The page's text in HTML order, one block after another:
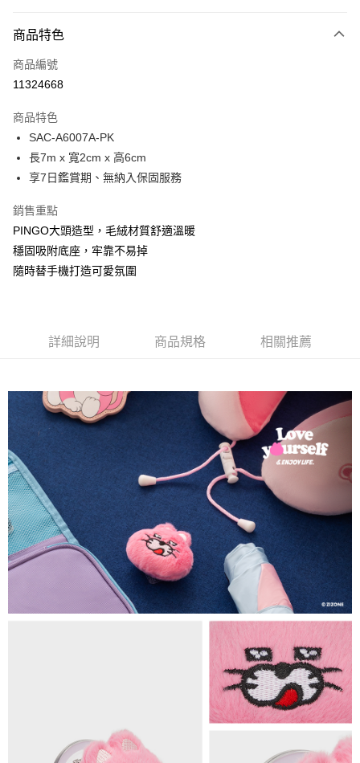
信用卡一次付款
超商取貨付款
Apple Pay
街口支付
Google Pay
大哥付你分期
相關說明
流程，驗證手機門號後，選擇欲分期的期數、繳款截止日，確認付款後即完
成交易。
消。如遇「轉專審核」未通過狀況，表示未達大哥付你分期系統評分，恕無
法說明評估內容。
【繳款方式說明】
1.分期款項不併入電信帳單，「大哥付你分期」於每月結算日後寄送繳費提
醒簡訊。
2.透過簡訊連結打開帳單後，可選擇「超商條碼／台灣大直營門市／銀行轉
帳／街口支付／iPASS MONEY」等通路繳費。
【注意事項】
1.本服務係由「台灣大哥大股份有限公司」（以下簡稱本公司）所提供，讓
用戶於交易時，得透過本服務購買商品或服務，並由商店將買賣／分期付款
買賣價金債權讓與本公司後，依約使用本公司帳單繳交帳款。
2.基於同意付款使用「大哥付你分期」之契約關係目的，商店將以您的個人
資料（包含姓名、電話或地址）提供予台灣大哥大進項蒐集、處理及利用，
由本公司與您本人進行分期帳單所需資料之確認、核對及更正。
3.完整用戶服務條款，請詳閱以下連結：
https://oppay.tw/userRule
全家取貨付款
付款後全家取貨
每筆NT$80，滿NT$1,500(含以上)免運費
萊爾富取貨付款
每筆NT$80，滿NT$1,500(含以上)免運費
付款後萊爾富取貨
每筆NT$80，滿NT$1,500(含以上)免運費
7-11取貨付款
每筆NT$80，滿NT$1,500(含以上)免運費
付款後7-11取貨
每筆NT$80，滿NT$1,500(含以上)免運費
每筆NT$100，滿NT$1,500(含以上)免運費
每筆NT$100，滿NT$1,500(含以上)免運費
付款後門市自取
商品特色
商品編號
11324668
商品特色
SAC-A6007A-PK
長7m x 寬2cm x 高6cm
享7日鑑賞期、無納入保固服務
銷售重點
PINGO大頭造型，毛絨材質舒適溫暖
穩固吸附底座，牢靠不易掉
隨時替手機打造可愛氛圍
詳細說明 商品規格 相關推薦